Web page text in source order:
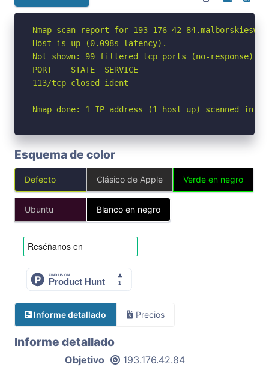
Nmap scan report for 193-176-42-
Host is up (0.098s latency).
Not shown: 99 filtered tcp ports (no-response)
PORT    STATE  SERVICE
113/tcp closed ident
Nmap done: 1 IP address (1 host up) scanned in
Esquema de color
Defecto Clásico de Apple Verde en negro
Ubuntu Blanco en negro
Informe detallado Precios
Informe detallado
Objetivo 193.176.42.84